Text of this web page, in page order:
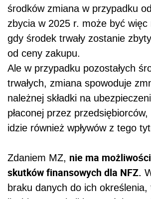
środków zmiana w przypadku
zbycia w 2025 r. może być więc
gdy środek trwały zostanie
od ceny zakupu.
Ale w przypadku pozostałych
trwałych, zmiana spowoduje
należnej składki na
płaconej przez
idzie również wpływów z tego
Zdaniem MZ, nie ma
skutków finansowych dla NFZ.
braku danych do ich